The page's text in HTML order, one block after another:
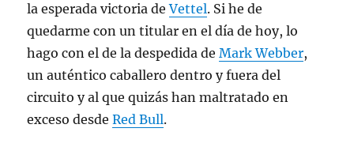
la esperada victoria deVettel. Si he de
quedarme con un titular en el día de hoy, lo
hago con el de la despedida deMark Webber,
un auténtico caballero dentro y fuera del
circuito y al que quizás han maltratado en
exceso desdeRed Bull.